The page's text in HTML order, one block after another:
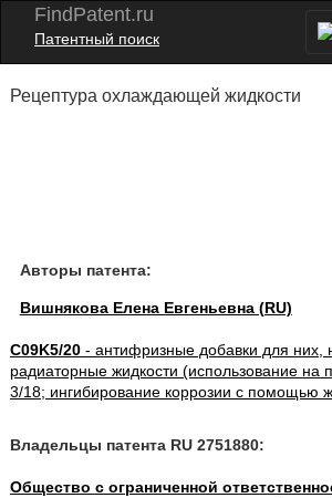
FindPatent.ru
Патентный поиск
Рецептура охлаждающей жидкости
Авторы патента:
Вишнякова Елена Евгеньевна (RU)
C09K5/20- антифризные добавки для них,
радиаторные жидкости (использование на
3/18; ингибирование коррозии с помощью
Владельцы патента RU 2751880:
Общество с ограниченной